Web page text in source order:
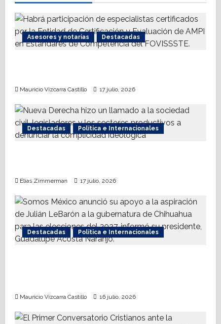
g
a
i
o
n
Asesores y notarías Destacadas
Mauricio Vizcarra Castillo 17 julio, 2026
Destacadas Política e Internacionales
Elías Zimmerman 17 julio, 2026
Destacadas Política e Internacionales
Mauricio Vizcarra Castillo 16 julio, 2026